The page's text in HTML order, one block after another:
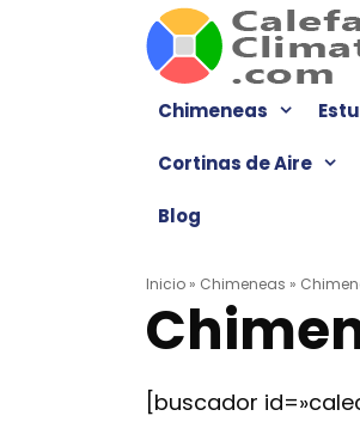
Chimeneas
Cortinas de Aire
Blog
Inicio » Chimeneas »
[buscador